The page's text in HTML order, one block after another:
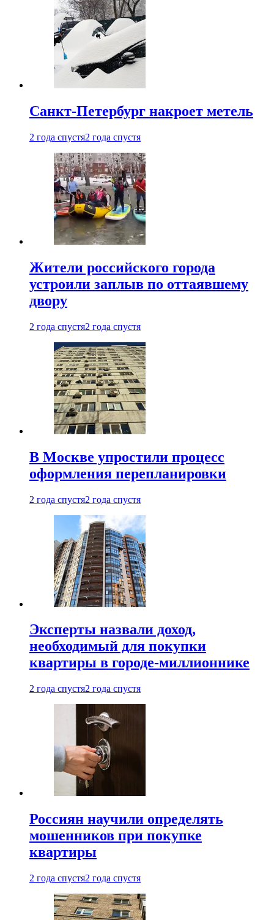
Санкт-Петербург накроет метель
2 года спустя2 года спустя
Жители российского города
устроили заплыв по оттаявшему
двору
2 года спустя2 года спустя
В Москве упростили процесс
оформления перепланировки
2 года спустя2 года спустя
Эксперты назвали доход,
необходимый для покупки
квартиры в городе-миллионнике
2 года спустя2 года спустя
Россиян научили определять
мошенников при покупке
квартиры
2 года спустя2 года спустя